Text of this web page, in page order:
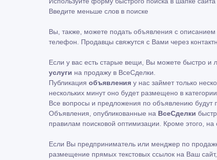
Введите меньше слов в поиске
Вы, также, можете подать объявления с
телефон. Продавцы свяжутся с Вами через
Если у вас есть старые вещи, Вы можете быстро и
услуги на продажу в ВсеСделки.
Публикация объявления у нас займет только
нескольких минут оно будет размещено в
Все вопросы и предложения по объявлению будут
Объявления, опубликованные на ВсеСделки
правилам поисковой оптимизации. Кроме этого,
Если Вы предприниматель или менджер по
размещение прямых текстовых ссылок на Ваш